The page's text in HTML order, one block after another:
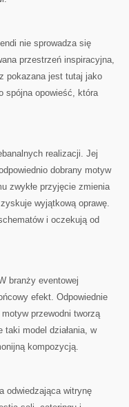
nie sprowadza się
przestrzeń inspiracyjna,
pokazana jest tutaj jako
spójna opowieść, która
realizacji. Jej
dobrany motyw
zwykłe przyjęcie zmienia
wyjątkową oprawę.
i oczekują od
branży eventowej
efekt. Odpowiednie
przewodni tworzą
taki model działania, w
kompozycją.
odwiedzająca witrynę